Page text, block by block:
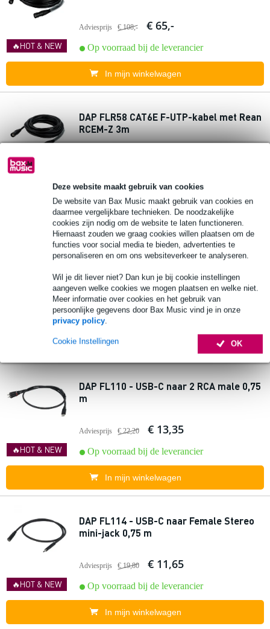
Deze website maakt gebruik van cookies
De website van Bax Music maakt gebruik van cookies en
daarmee vergelijkbare technieken. De noodzakelijke
cookies zijn nodig om de website te laten functioneren.
Hiernaast zouden we graag cookies willen plaatsen om de
functies voor social media te bieden, advertenties te
personaliseren en om ons websiteverkeer te analyseren.
Wil je dit liever niet? Dan kun je bij cookie instellingen
aangeven welke cookies we mogen plaatsen en welke niet.
Meer informatie over cookies en het gebruik van
persoonlijke gegevens door Bax Music vind je in onze
privacy policy.
OK
Cookie Instellingen
🔥HOT & NEW
Adviesprijs € 108,- € 65,-
Op voorraad bij de leverancier
In mijn winkelwagen
DAP FLR58 CAT6E F-UTP-kabel met Rean
RCEM-Z 3m
Op voorraad bij de leverancier
In mijn winkelwagen
🔥HOT & NEW
DAP FLR58 CAT6E F-UTP-kabel met Rean
Adviesprijs € 51,- € 30,-
Op voorraad bij de leverancier
In mijn winkelwagen
🔥HOT & NEW
DAP FL110 - USB-C naar 2 RCA male 0,75
m
Adviesprijs € 22,20 € 13,35
Op voorraad bij de leverancier
In mijn winkelwagen
🔥HOT & NEW
DAP FL114 - USB-C naar Female Stereo
mini-jack 0,75 m
Adviesprijs € 19,80 € 11,65
Op voorraad bij de leverancier
In mijn winkelwagen